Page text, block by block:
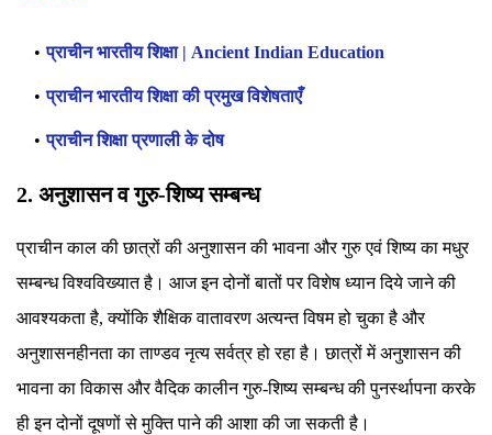
प्राचीन भारतीय शिक्षा | Ancient Indian Education
प्राचीन भारतीय शिक्षा की प्रमुख विशेषताएँ
प्राचीन शिक्षा प्रणाली के दोष
2. अनुशासन व गुरु-शिष्य सम्बन्ध
प्राचीन काल की छात्रों की अनुशासन की भावना और गुरु एवं शिष्य का मधुर
सम्बन्ध विश्वविख्यात है। आज इन दोनों बातों पर विशेष ध्यान दिये जाने की
आवश्यकता है, क्योंकि शैक्षिक वातावरण अत्यन्त विषम हो चुका है और
अनुशासनहीनता का ताण्डव नृत्य सर्वत्र हो रहा है। छात्रों में अनुशासन की
भावना का विकास और वैदिक कालीन गुरु-शिष्य सम्बन्ध की पुनर्स्थापना करके
ही इन दोनों दूषणों से मुक्ति पाने की आशा की जा सकती है।